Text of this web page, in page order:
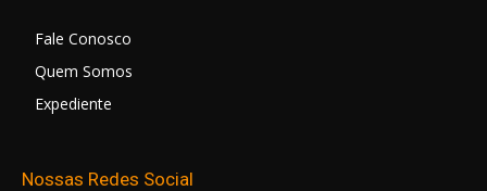
Fale Conosco
Quem Somos
Expediente
Nossas Redes Social